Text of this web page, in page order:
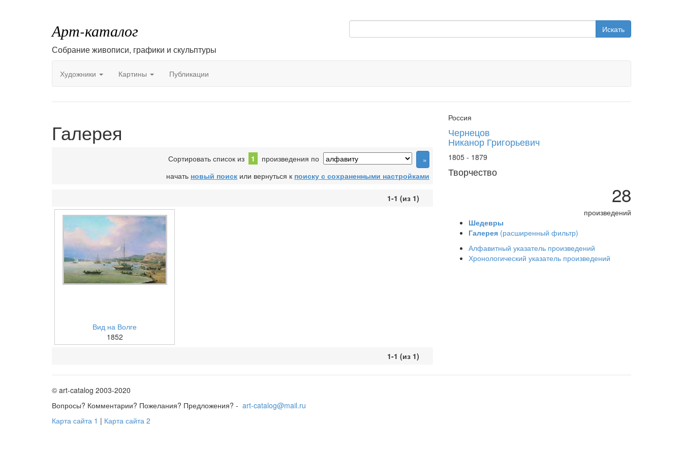
Арт-каталог
Собрание живописи, графики и скульптуры
Искать
Художники Картины Публикации
Галерея
Сортировать список из 1
произведения по
начать новый поиск или вернуться к поиску с сохраненными настройками
1-1 (из 1)
Вид на Волге
1852
1-1 (из 1)
Россия
Чернецов
Никанор Григорьевич
1805 - 1879
Творчество
28
произведений
Шедевры
Галерея (расширенный фильтр)
Алфавитный указатель произведений
Хронологический указатель произведений
© art-catalog 2003-2020
Вопросы? Комментарии? Пожелания? Предложения? - art-catalog@mail.ru
Карта сайта 1 | Карта сайта 2